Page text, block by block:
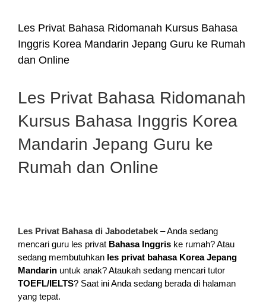
Les Privat Bahasa Ridomanah Kursus Bahasa
Inggris Korea Mandarin Jepang Guru ke Rumah
dan Online
Les Privat Bahasa Ridomanah
Kursus Bahasa Inggris Korea
Mandarin Jepang Guru ke
Rumah dan Online
Les Privat Bahasa di Jabodetabek – Anda sedang
mencari guru les privat Bahasa Inggris ke rumah? Atau
sedang membutuhkan les privat bahasa Korea Jepang
Mandarin untuk anak? Ataukah sedang mencari tutor
TOEFL/IELTS? Saat ini Anda sedang berada di halaman
yang tepat.